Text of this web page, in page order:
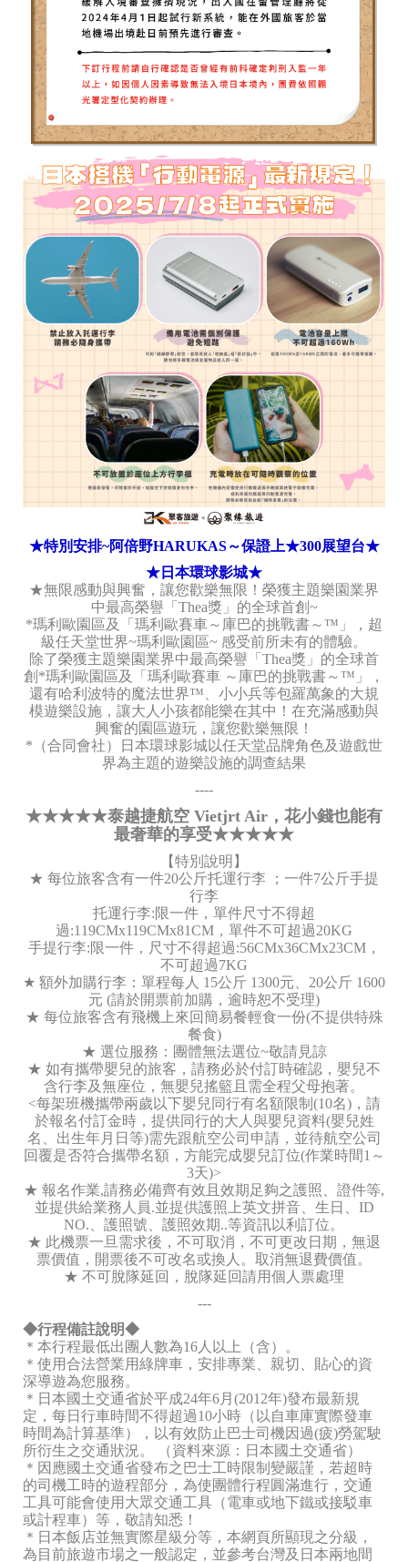
★特別安排~阿倍野HARUKAS～保證上★300展望台★
★日本環球影城★
★無限感動與興奮，讓您歡樂無限！榮獲主題樂園業界
中最高榮譽「Thea獎」的全球首創~
*瑪利歐園區及「瑪利歐賽車～庫巴的挑戰書～™」，超
級任天堂世界~瑪利歐園區~ 感受前所未有的體驗。
除了榮獲主題樂園業界中最高榮譽「Thea獎」的全球首
創*瑪利歐園區及「瑪利歐賽車 ～庫巴的挑戰書～™」，
還有哈利波特的魔法世界™、小小兵等包羅萬象的大規
模遊樂設施，讓大人小孩都能樂在其中！在充滿感動與
興奮的園區遊玩，讓您歡樂無限！
*（合同會社）日本環球影城以任天堂品牌角色及遊戲世
界為主題的遊樂設施的調查結果
----
★★★★★泰越捷航空 Vietjrt Air，花小錢也能有
最奢華的享受★★★★★
【特別說明】
★ 每位旅客含有一件20公斤托運行李 ；一件7公斤手提
行李
托運行李:限一件，單件尺寸不得超
過:119CMx119CMx81CM，單件不可超過20KG
手提行李:限一件，尺寸不得超過:56CMx36CMx23CM，
不可超過7KG
★ 額外加購行李：單程每人 15公斤 1300元、20公斤 1600
元 (請於開票前加購，逾時恕不受理)
★ 每位旅客含有飛機上來回簡易餐輕食一份(不提供特殊
餐食)
★ 選位服務：團體無法選位~敬請見諒
★ 如有攜帶嬰兒的旅客，請務必於付訂時確認，嬰兒不
含行李及無座位，無嬰兒搖籃且需全程父母抱著。
<每架班機攜帶兩歲以下嬰兒同行有名額限制(10名)，請
於報名付訂金時，提供同行的大人與嬰兒資料(嬰兒姓
名、出生年月日等)需先跟航空公司申請，並待航空公司
回覆是否符合攜帶名額，方能完成嬰兒訂位(作業時間1～
3天)>
★ 報名作業,請務必備齊有效且效期足夠之護照、證件等,
並提供給業務人員.並提供護照上英文拼音、生日、ID
NO.、護照號、護照效期..等資訊以利訂位。
★ 此機票一旦需求後，不可取消，不可更改日期，無退
票價值，開票後不可改名或換人。取消無退費價值。
★ 不可脫隊延回，脫隊延回請用個人票處理
---
◆行程備註說明◆
＊本行程最低出團人數為16人以上（含）。
＊使用合法營業用綠牌車，安排專業、親切、貼心的資
深導遊為您服務。
＊日本國土交通省於平成24年6月(2012年)發布最新規
定，每日行車時間不得超過10小時（以自車庫實際發車
時間為計算基準），以有效防止巴士司機因過(疲)勞駕駛
所衍生之交通狀況。 （資料來源：日本國土交通省）
＊因應國土交通省發布之巴士工時限制變嚴謹，若超時
的司機工時的遊程部分，為使團體行程圓滿進行，交通
工具可能會使用大眾交通工具（電車或地下鐵或接駁車
或計程車）等，敬請知悉！
＊日本飯店並無實際星級分等，本網頁所顯現之分級，
為目前旅遊市場之一般認定，並參考台灣及日本兩地間